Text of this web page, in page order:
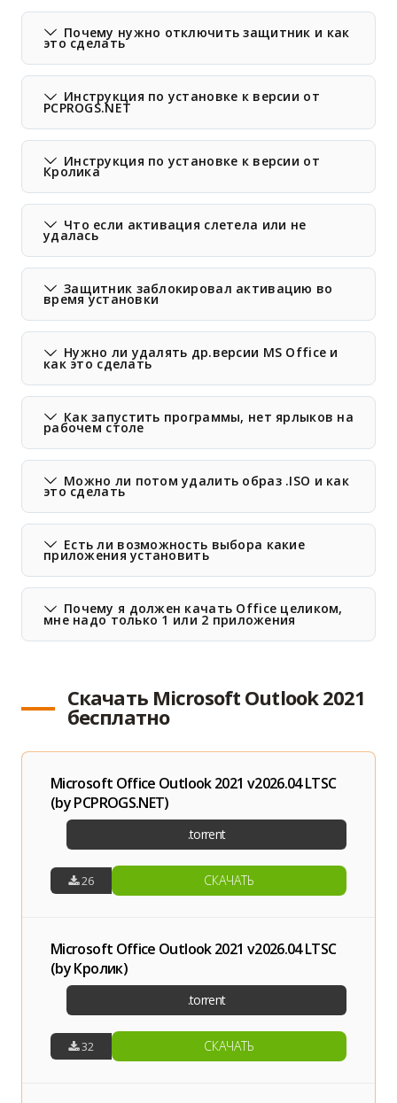
Почему нужно отключить защитник и как
это сделать
Инструкция по установке к версии от
PCPROGS.NET
Инструкция по установке к версии от
Кролика
Что если активация слетела или не
удалась
Защитник заблокировал активацию во
время установки
Нужно ли удалять др.версии MS Office и
как это сделать
Как запустить программы, нет ярлыков на
рабочем столе
Можно ли потом удалить образ .ISO и как
это сделать
Есть ли возможность выбора какие
приложения установить
Почему я должен качать Office целиком,
мне надо только 1 или 2 приложения
Скачать Microsoft Outlook 2021
бесплатно
Microsoft Office Outlook 2021 v2026.04 LTSC
(by PCPROGS.NET)
26 СКАЧАТЬ
Microsoft Office Outlook 2021 v2026.04 LTSC
(by Кролик)
32 СКАЧАТЬ